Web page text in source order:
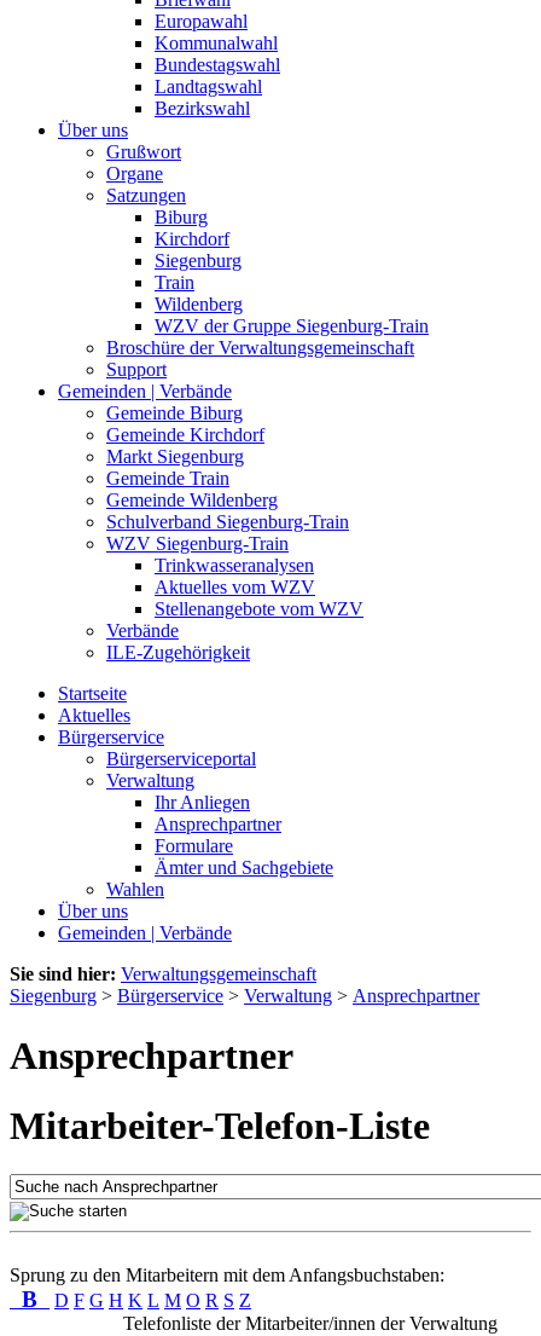
Europawahl
Kommunalwahl
Bundestagswahl
Landtagswahl
Bezirkswahl
Über uns
Grußwort
Organe
Satzungen
Biburg
Kirchdorf
Siegenburg
Train
Wildenberg
WZV der Gruppe Siegenburg-Train
Broschüre der Verwaltungsgemeinschaft
Support
Gemeinden | Verbände
Gemeinde Biburg
Gemeinde Kirchdorf
Markt Siegenburg
Gemeinde Train
Gemeinde Wildenberg
Schulverband Siegenburg-Train
WZV Siegenburg-Train
Trinkwasseranalysen
Aktuelles vom WZV
Stellenangebote vom WZV
Verbände
ILE-Zugehörigkeit
Startseite
Aktuelles
Bürgerservice
Bürgerserviceportal
Verwaltung
Ihr Anliegen
Ansprechpartner
Formulare
Ämter und Sachgebiete
Wahlen
Über uns
Gemeinden | Verbände
Sie sind hier: Verwaltungsgemeinschaft
Siegenburg > Bürgerservice > Verwaltung > Ansprechpartner
Ansprechpartner
Mitarbeiter-Telefon-Liste
Sprung zu den Mitarbeitern mit dem Anfangsbuchstaben:
B D F G H K L M O R S Z
Telefonliste der Mitarbeiter/innen der Verwaltung